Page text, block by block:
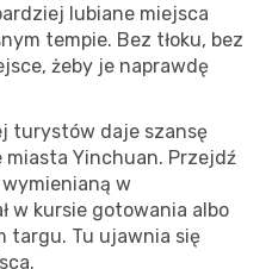
lubiane miejsca
tempie. Bez tłoku, bez
żeby je naprawdę
turystów daje szansę
Yinchuan. Przejdź
w
w kursie gotowania albo
targu. Tu ujawnia się